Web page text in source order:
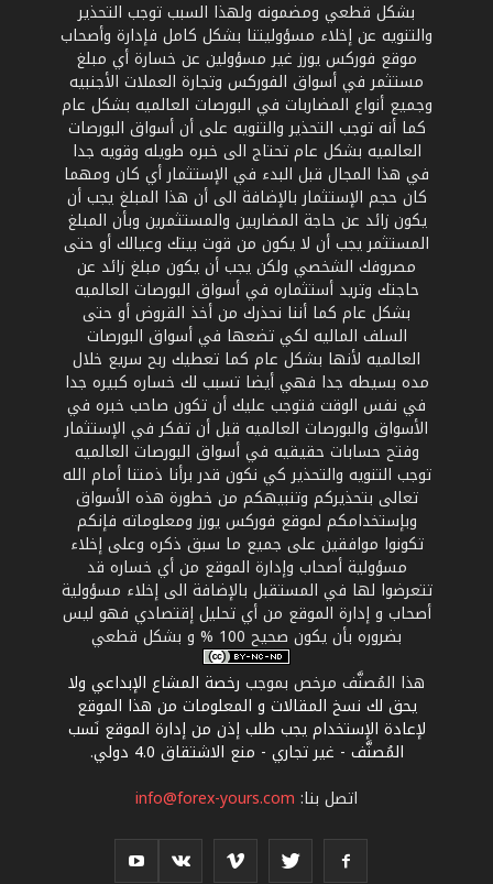
بشكل قطعي ومضمونه ولهذا السبب توجب التحذير
والتنويه عن إخلاء مسؤوليتنا بشكل كامل فإدارة وأصحاب
موقع فوركس يورز غير مسؤولين عن خسارة أي مبلغ
مستثمر في أسواق الفوركس وتجارة العملات الأجنبيه
وجميع أنواع المضاربات في البورصات العالميه بشكل عام
كما أنه توجب التحذير والتنويه على أن أسواق البورصات
العالميه بشكل عام تحتاج الى خبره طويله وقويه جدا
في هذا المجال قبل البدء في الإستثمار أي كان ومهما
كان حجم الإستثمار بالإضافة الى أن هذا المبلغ يجب أن
يكون زائد عن حاجة المضاربين والمستثمرين وبأن المبلغ
المستثمر يجب أن لا يكون من قوت بيتك وعيالك أو حتى
مصروفك الشخصي ولكن يجب أن يكون مبلغ زائد عن
حاجتك وتريد أستثماره في أسواق البورصات العالميه
بشكل عام كما أننا نحذرك من أخذ القروض أو حتى
السلف الماليه لكي تضعها في أسواق البورصات
العالميه لأنها بشكل عام كما تعطيك ربح سريع خلال
مده بسيطه جدا فهي أيضا تسبب لك خساره كبيره جدا
في نفس الوقت فتوجب عليك أن تكون صاحب خبره في
الأسواق والبورصات العالميه قبل أن تفكر في الإستثمار
وفتح حسابات حقيقيه في أسواق البورصات العالميه
توجب التنويه والتحذير كي نكون قدر برأنا ذمتنا أمام الله
تعالى بتحذيركم وتنبيهكم من خطورة هذه الأسواق
وبإستخدامكم لموقع فوركس يورز ومعلوماته فإنكم
تكونوا موافقين على جميع ما سبق ذكره وعلى إخلاء
مسؤولية أصحاب وإدارة الموقع من أي خساره قد
تتعرضوا لها في المستقبل بالإضافة الى إخلاء مسؤولية
أصحاب و إدارة الموقع من أي تحليل إقتصادي فهو ليس
بضروره بأن يكون صحيح 100 % و بشكل قطعي
هذا المُصنَّف مرخص بموجب رخصة المشاع الإبداعي ولا
يحق لك نسخ المقالات و المعلومات من هذا الموقع
لإعادة الإستخدام يجب طلب إذن من إدارة الموقع نَسب
المُصنَّف - غير تجاري - منع الاشتقاق 4.0 دولي
.
اتصل بنا: info@forex-yours.com